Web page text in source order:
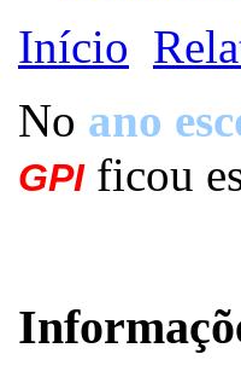
Início
No ano
GPIficou